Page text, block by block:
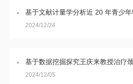
2024/12/24
基于数据挖掘探究王庆来教授治疗
2024/12/05